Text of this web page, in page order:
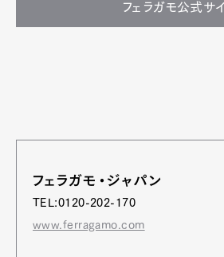
フェラガモ公式サ
フェラガモ・ジャパン
TEL:0120-202-170
www.ferragamo.com